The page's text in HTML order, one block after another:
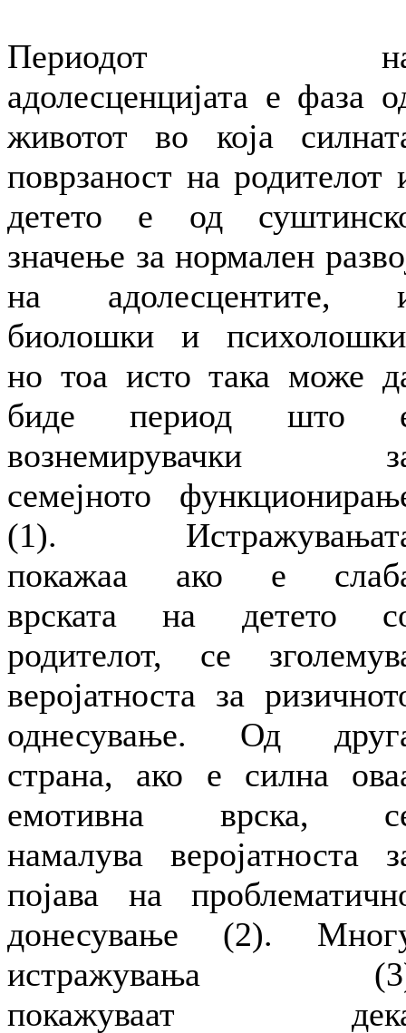
Периодот
адолесценцијата е фаза
животот во која
поврзаност на родителот
детето е од
значење за нормален
на адолесцентите,
биолошки и
но тоа исто така може
биде период што
вознемирувачки
семејното
(1).
покажаа ако е
врската на детето
родителот, се
веројатноста за
однесување. Од
страна, ако е силна
емотивна врска,
намалува веројатноста
појава на
донесување (2).
истражувања
покажуваат